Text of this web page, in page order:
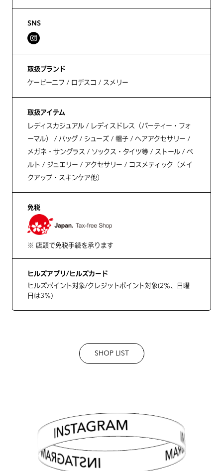
SNS
取扱ブランド
ケービーエフ / ロデスコ / スメリー
取扱アイテム
レディスカジュアル / レディスドレス（パーティー・フォ
ーマル） / バッグ / シューズ / 帽子 / ヘアアクセサリー /
メガネ・サングラス / ソックス・タイツ等 / ストール / ベ
ルト / ジュエリー / アクセサリー / コスメティック（メイ
クアップ・スキンケア他）
免税
※ 店頭で免税手続を承ります
ヒルズアプリ/ヒルズカード
ヒルズポイント対象/クレジットポイント対象(2％、日曜
日は3％)
SHOP LIST
INSTAGRAM